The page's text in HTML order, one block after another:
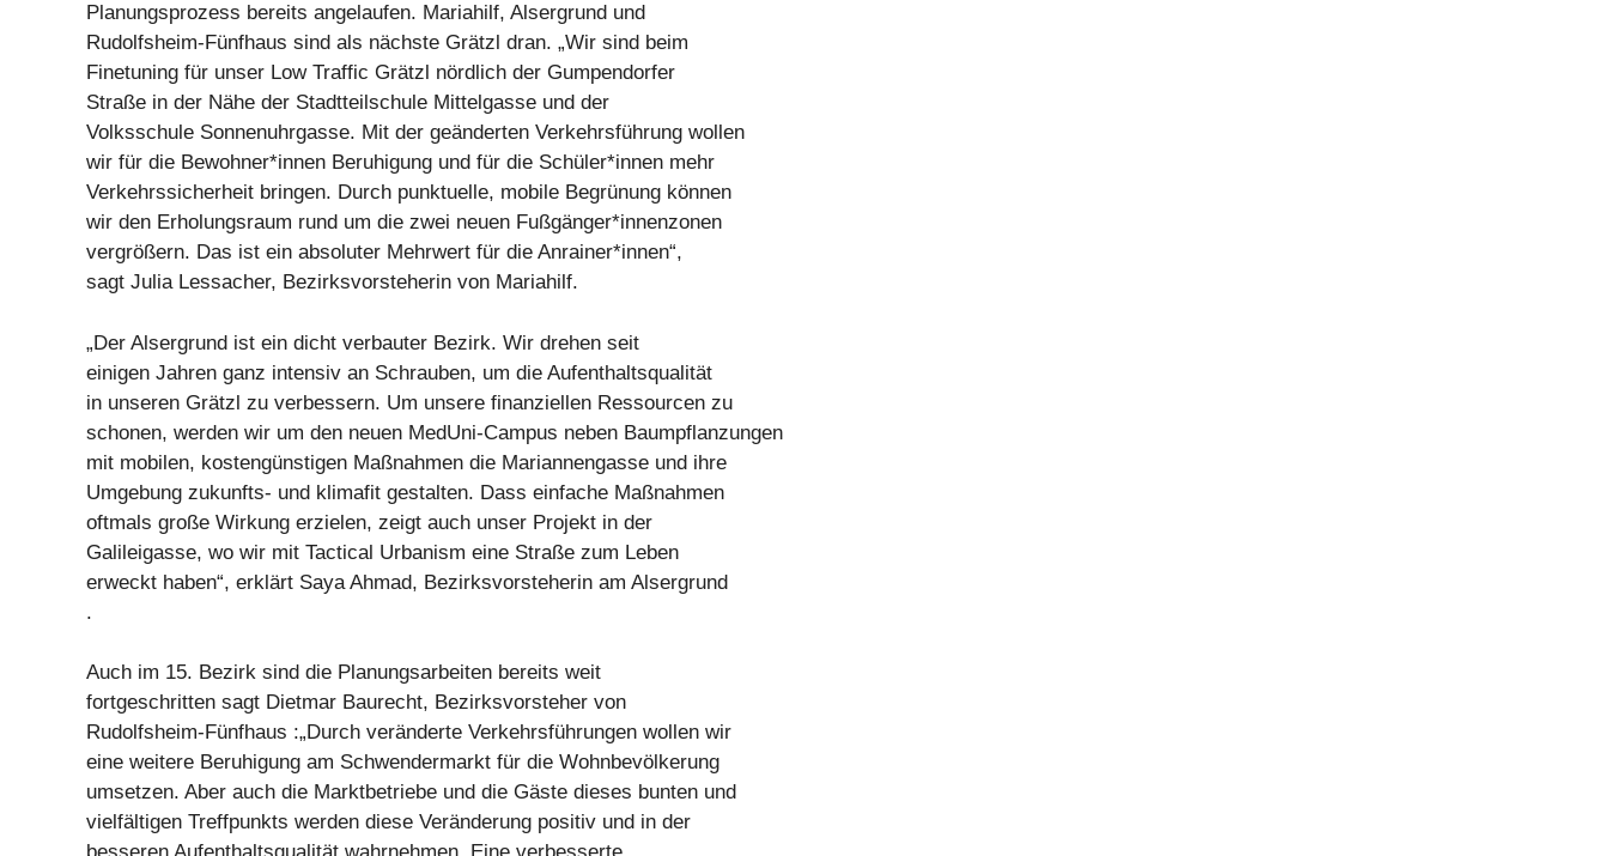
Planungsprozess bereits angelaufen. Mariahilf, Alsergrund und
Rudolfsheim-Fünfhaus sind als nächste Grätzl dran. „Wir sind beim
Finetuning für unser Low Traffic Grätzl nördlich der Gumpendorfer
Straße in der Nähe der Stadtteilschule Mittelgasse und der
Volksschule Sonnenuhrgasse. Mit der geänderten Verkehrsführung wollen
wir für die Bewohner*innen Beruhigung und für die Schüler*innen mehr
Verkehrssicherheit bringen. Durch punktuelle, mobile Begrünung können
wir den Erholungsraum rund um die zwei neuen Fußgänger*innenzonen
vergrößern. Das ist ein absoluter Mehrwert für die Anrainer*innen“,
sagt Julia Lessacher, Bezirksvorsteherin von Mariahilf.
„Der Alsergrund ist ein dicht verbauter Bezirk. Wir drehen seit
einigen Jahren ganz intensiv an Schrauben, um die Aufenthaltsqualität
in unseren Grätzl zu verbessern. Um unsere finanziellen Ressourcen zu
schonen, werden wir um den neuen MedUni-Campus neben Baumpflanzungen
mit mobilen, kostengünstigen Maßnahmen die Mariannengasse und ihre
Umgebung zukunfts- und klimafit gestalten. Dass einfache Maßnahmen
oftmals große Wirkung erzielen, zeigt auch unser Projekt in der
Galileigasse, wo wir mit Tactical Urbanism eine Straße zum Leben
erweckt haben“, erklärt Saya Ahmad, Bezirksvorsteherin am Alsergrund
.
Auch im 15. Bezirk sind die Planungsarbeiten bereits weit
fortgeschritten sagt Dietmar Baurecht, Bezirksvorsteher von
Rudolfsheim-Fünfhaus :„Durch veränderte Verkehrsführungen wollen wir
eine weitere Beruhigung am Schwendermarkt für die Wohnbevölkerung
umsetzen. Aber auch die Marktbetriebe und die Gäste dieses bunten und
vielfältigen Treffpunkts werden diese Veränderung positiv und in der